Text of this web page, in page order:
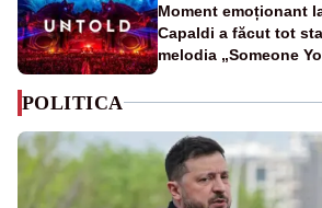
Moment emoționant
Capaldi a făcut tot
melodia „Someone
POLITICA